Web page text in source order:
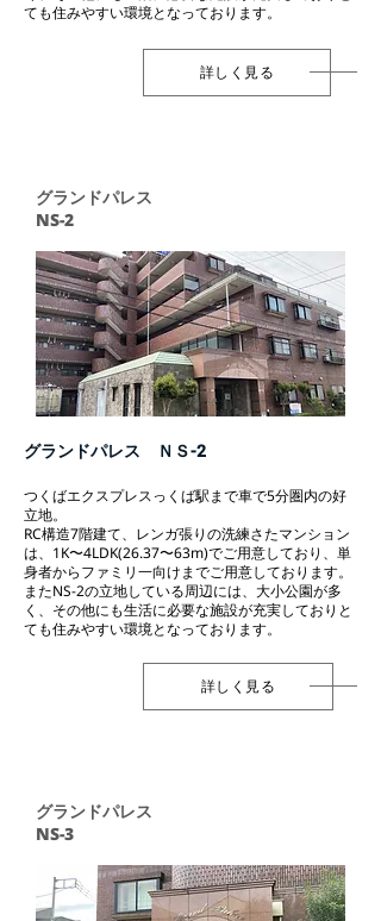
ても住みやすい環境となっております。
詳しく見る
グランドパレス
NS-2
グランドパレス ＮＳ-2
つくばエクスプレスっくば駅まで車で5分圏内の好
立地。
RC構造7階建て、レンガ張りの洗練さたマンション
は、1K〜4LDK(26.37〜63m)でご用意しており、単
身者からファミリ一向けまでご用意しております。
またNS-2の立地している周辺には、大小公園が多
く、その他にも生活に必要な施設が充実しておりと
ても住みやすい環境となっております。
詳しく見る
グランドパレス
NS-3